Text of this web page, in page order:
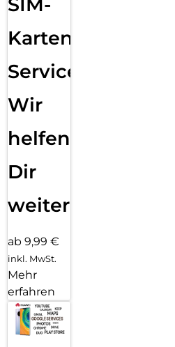
Karten
Service:
Wir
helfen
Dir
weiter
ab 9,99 €
inkl. MwSt.
Mehr
erfahren